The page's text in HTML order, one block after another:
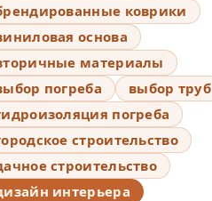
коврики
основа
материалы
погреба
выбор труб
погреба
строительство
строительство
интерьера